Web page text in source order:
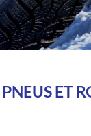
PNEUS ET